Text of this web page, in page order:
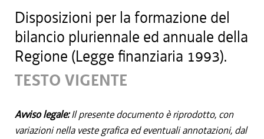
Disposizioni per la formazione del
bilancio pluriennale ed annuale della
Regione (Legge finanziaria 1993).
TESTO VIGENTE
Avviso legale:Il presente documento è riprodotto, con
variazioni nella veste grafica ed eventuali annotazioni, dal